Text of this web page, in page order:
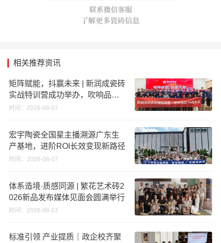
相关推荐资讯
矩阵赋能，抖赢未来 | 新润成瓷砖
实战特训营成功举办，吹响品牌
秋季营销冲锋号！
时间：2026-08-07
宏宇陶瓷全国星主播溯源广东生
产基地，进阶ROI长效变现新路径
时间：2026-08-07
体系造境·质感同源 | 繁花艺术砖2
026新品发布媒体见面会圆满举行
时间：2026-08-07
标准引领 产业提质｜政企校齐聚